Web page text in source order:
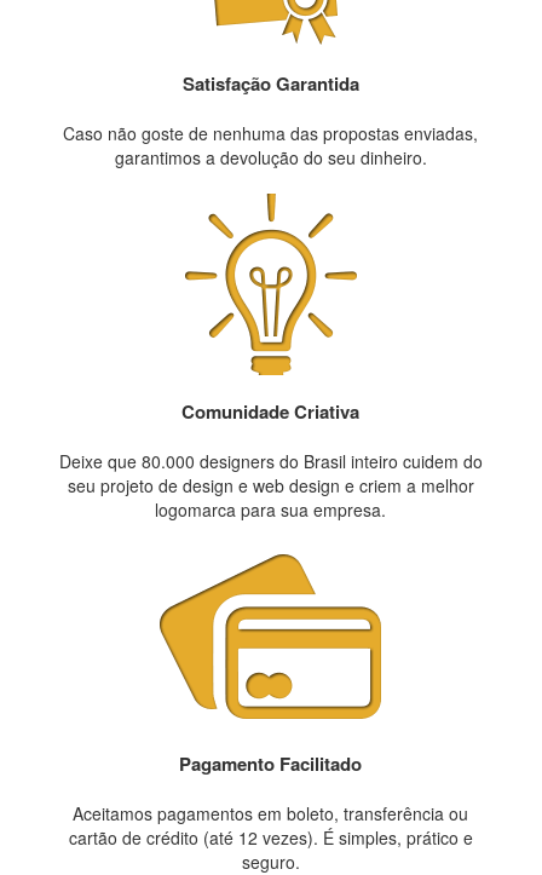
Satisfação Garantida
Caso não goste de nenhuma das propostas enviadas,
garantimos a devolução do seu dinheiro.
Comunidade Criativa
Deixe que 80.000 designers do Brasil inteiro cuidem do
seu projeto de design e web design e criem a melhor
logomarca para sua empresa.
Pagamento Facilitado
Aceitamos pagamentos em boleto, transferência ou
cartão de crédito (até 12 vezes). É simples, prático e
seguro.